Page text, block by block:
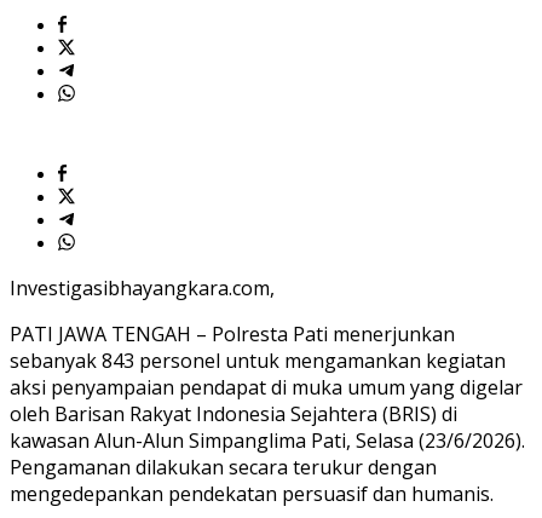
Investigasibhayangkara.com,
PATI JAWA TENGAH – Polresta Pati menerjunkan
sebanyak 843 personel untuk mengamankan kegiatan
aksi penyampaian pendapat di muka umum yang digelar
oleh Barisan Rakyat Indonesia Sejahtera (BRIS) di
kawasan Alun-Alun Simpanglima Pati, Selasa (23/6/2026).
Pengamanan dilakukan secara terukur dengan
mengedepankan pendekatan persuasif dan humanis.